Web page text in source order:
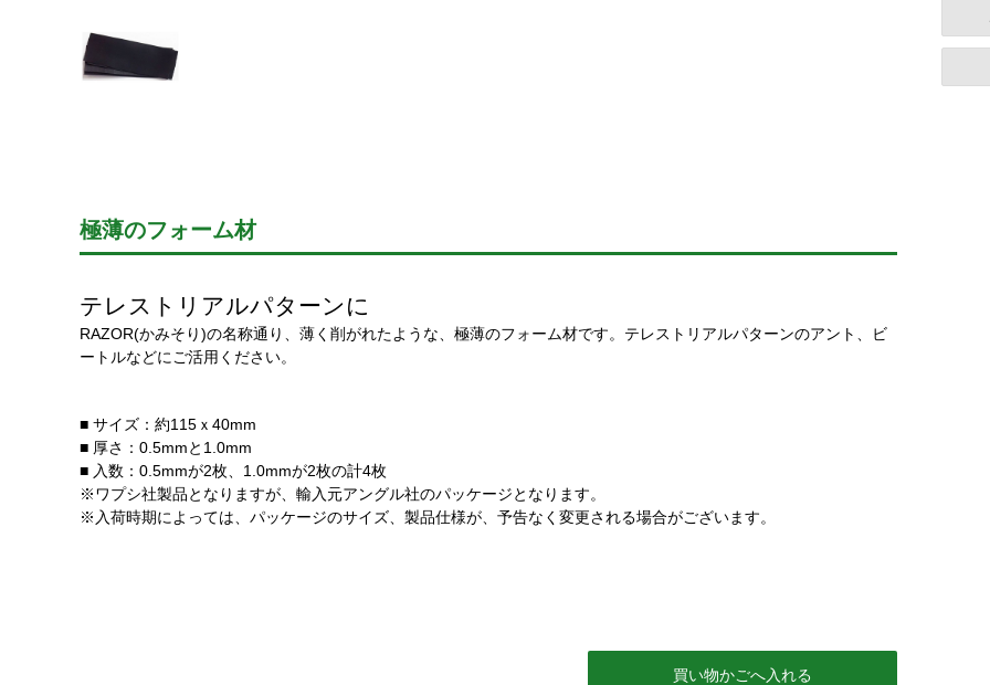
極薄のフォーム材
テレストリアルパターンに
RAZOR(かみそり)の名称通り、薄く削がれたような、極薄のフォーム材です。テレストリアルパターンのアント、ビ
ートルなどにご活用ください。
■ サイズ：約115ｘ40mm
■ 厚さ：0.5mmと1.0mm
■ 入数：0.5mmが2枚、1.0mmが2枚の計4枚
※ワプシ社製品となりますが、輸入元アングル社のパッケージとなります。
※入荷時期によっては、パッケージのサイズ、製品仕様が、予告なく変更される場合がございます。
買い物かごへ入れる